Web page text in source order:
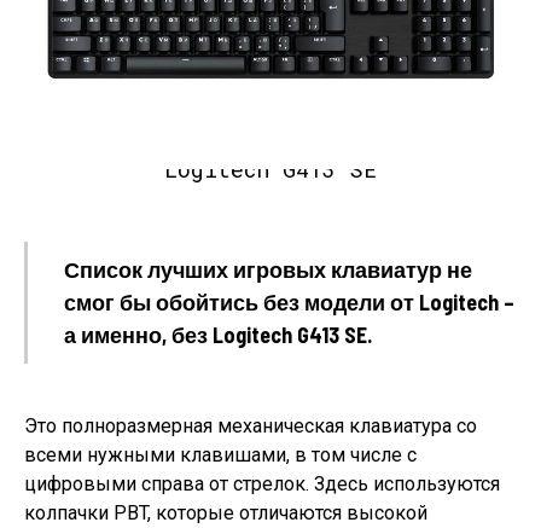
Logitech G413 SE
Список лучших игровых клавиатур не
смог бы обойтись без модели от Logitech –
а именно, без Logitech G413 SE.
Это полноразмерная механическая клавиатура со
всеми нужными клавишами, в том числе с
цифровыми справа от стрелок. Здесь используются
колпачки PBT, которые отличаются высокой